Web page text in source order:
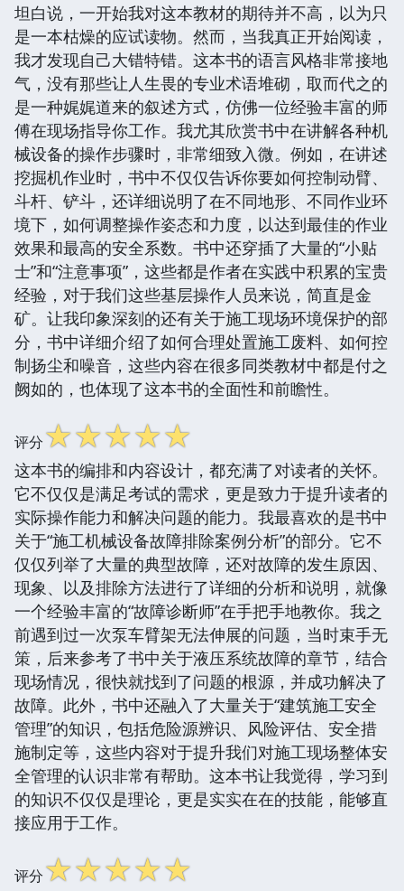
坦白说，一开始我对这本教材的期待并不高，以为只
是一本枯燥的应试读物。然而，当我真正开始阅读，
我才发现自己大错特错。这本书的语言风格非常接地
气，没有那些让人生畏的专业术语堆砌，取而代之的
是一种娓娓道来的叙述方式，仿佛一位经验丰富的师
傅在现场指导你工作。我尤其欣赏书中在讲解各种机
械设备的操作步骤时，非常细致入微。例如，在讲述
挖掘机作业时，书中不仅仅告诉你要如何控制动臂、
斗杆、铲斗，还详细说明了在不同地形、不同作业环
境下，如何调整操作姿态和力度，以达到最佳的作业
效果和最高的安全系数。书中还穿插了大量的“小贴
士”和“注意事项”，这些都是作者在实践中积累的宝贵
经验，对于我们这些基层操作人员来说，简直是金
矿。让我印象深刻的还有关于施工现场环境保护的部
分，书中详细介绍了如何合理处置施工废料、如何控
制扬尘和噪音，这些内容在很多同类教材中都是付之
阙如的，也体现了这本书的全面性和前瞻性。
评分☆☆☆☆☆
这本书的编排和内容设计，都充满了对读者的关怀。
它不仅仅是满足考试的需求，更是致力于提升读者的
实际操作能力和解决问题的能力。我最喜欢的是书中
关于“施工机械设备故障排除案例分析”的部分。它不
仅仅列举了大量的典型故障，还对故障的发生原因、
现象、以及排除方法进行了详细的分析和说明，就像
一个经验丰富的“故障诊断师”在手把手地教你。我之
前遇到过一次泵车臂架无法伸展的问题，当时束手无
策，后来参考了书中关于液压系统故障的章节，结合
现场情况，很快就找到了问题的根源，并成功解决了
故障。此外，书中还融入了大量关于“建筑施工安全
管理”的知识，包括危险源辨识、风险评估、安全措
施制定等，这些内容对于提升我们对施工现场整体安
全管理的认识非常有帮助。这本书让我觉得，学习到
的知识不仅仅是理论，更是实实在在的技能，能够直
接应用于工作。
评分☆☆☆☆☆